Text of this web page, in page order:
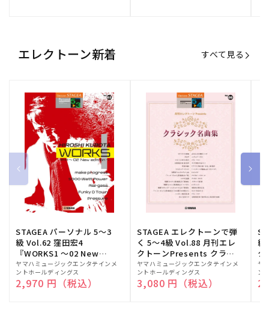
エレクトーン新着 すべて見る
STAGEA パーソナル 5～3
級 Vol.62 窪田宏4
『WORKS1 ～02 New
edition～』
販
売
元:
ヤマハミュージックエンタテインメ
ントホールディングス
通常価格
2,970 円（税込）
STAGEA エレクトーンで弾
く 5～4級 Vol.88 月刊エレ
クトーンPresents クラシ
ック名曲集
販
売
元:
ヤマハミュージックエンタテインメ
ントホールディングス
通常価格
3,080 円（税込）
級
ク
販
売
元:
ヤ
ン